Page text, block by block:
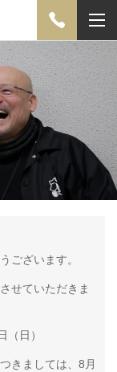
ございます。
せていただきま
（日）
きましては、8月